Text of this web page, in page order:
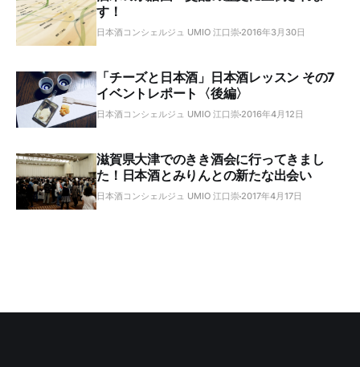
す！
日本酒コンシェルジュ UMIO 江口崇 2016年3月30日
「チーズと日本酒」日本酒レッスン その7
イベントレポート〈後編〉
日本酒コンシェルジュ UMIO 江口崇 2016年4月12日
滋賀県大津でのきき酒会に行ってきまし
た！日本酒とみりんとの新たな出会い
日本酒コンシェルジュ UMIO 江口崇 2017年4月17日